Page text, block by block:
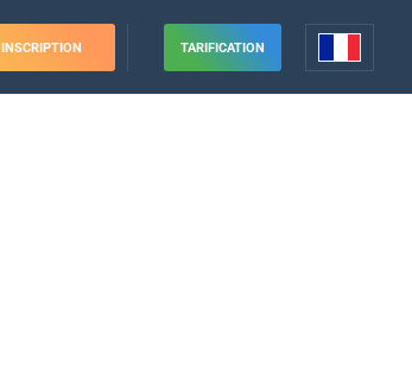
INSCRIPTION TARIFICATION